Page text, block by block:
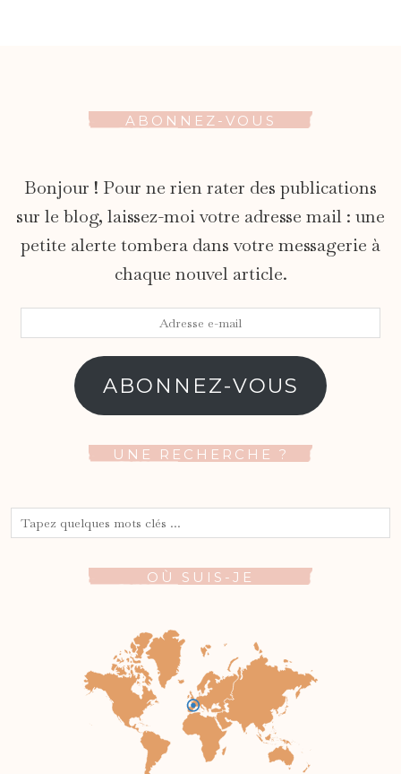
ABONNEZ-VOUS
Bonjour ! Pour ne rien rater des publications
sur le blog, laissez-moi votre adresse mail : une
petite alerte tombera dans votre messagerie à
chaque nouvel article.
ABONNEZ-VOUS
UNE RECHERCHE ?
OÙ SUIS-JE